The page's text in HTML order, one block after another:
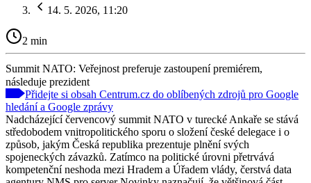
14. 5. 2026, 11:20
2 min
Summit NATO: Veřejnost preferuje zastoupení premiérem,
následuje prezident
Přidejte si obsah Centrum.cz do oblíbených zdrojů pro Google
hledání a Google zprávy
Nadcházející červencový summit NATO v turecké Ankaře se stává
středobodem vnitropolitického sporu o složení české delegace i o
způsob, jakým Česká republika prezentuje plnění svých
spojeneckých závazků. Zatímco na politické úrovni přetrvává
kompetenční neshoda mezi Hradem a Úřadem vlády, čerstvá data